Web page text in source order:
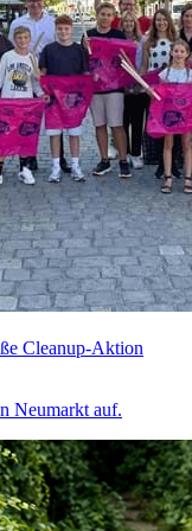
Cleanup-Aktion
Neumarkt auf.